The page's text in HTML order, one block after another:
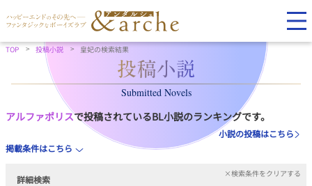
TOP 投稿小説 皇妃の検索結果
Submitted Novels
アルファポリスで投稿されているBL小説のランキングです。
小説の投稿はこちら
掲載条件はこちら
詳細検索
×検索条件をクリアする